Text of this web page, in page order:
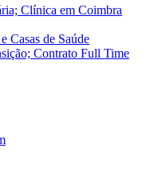
Clínica em Coimbra
Casas de Saúde
Contrato Full Time